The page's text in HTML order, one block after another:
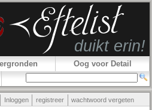
Oog voor Detail
Inloggen registreer wachtwoord vergeten